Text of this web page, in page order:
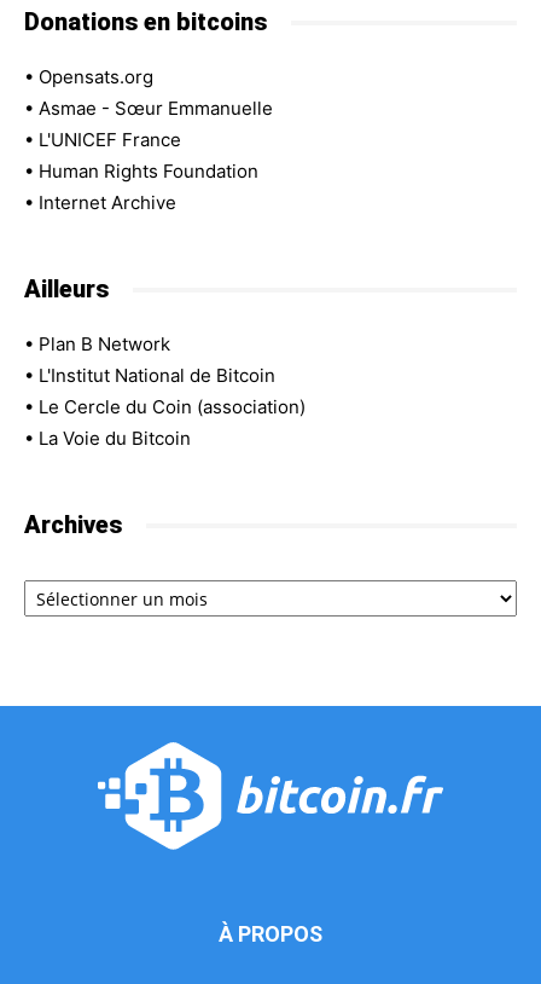
Donations en bitcoins
• Opensats.org
• Asmae - Sœur Emmanuelle
• L'UNICEF France
• Human Rights Foundation
• Internet Archive
Ailleurs
• Plan B Network
• L'Institut National de Bitcoin
• Le Cercle du Coin (association)
• La Voie du Bitcoin
Archives
Archives
À PROPOS